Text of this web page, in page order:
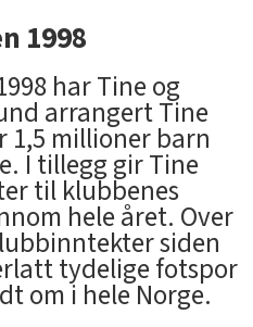
1998
har Tine og
arrangert Tine
1,5 millioner barn
I tillegg gir Tine
til klubbenes
hele året. Over
siden
tydelige fotspor
om i hele Norge.